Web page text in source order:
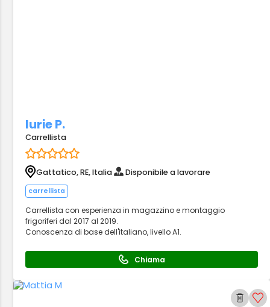
Iurie P.
Carrellista
Gattatico, RE, Italia Disponibile a lavorare
carrellista
Carrellista con esperienza in magazzino e montaggio
frigoriferi dal 2017 al 2019.
Conoscenza di base dell'italiano, livello A1.
Chiama